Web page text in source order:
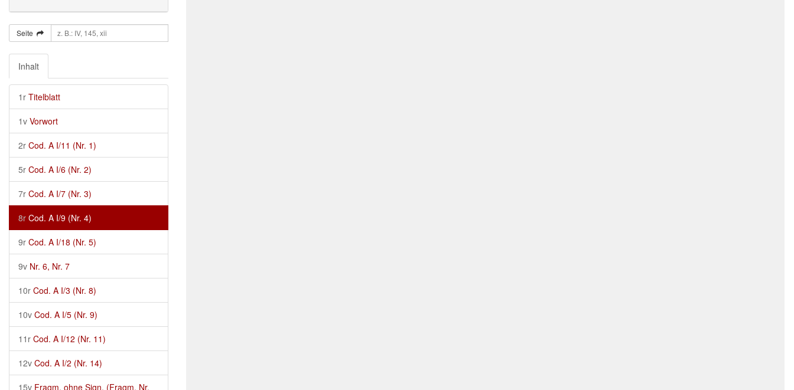
Seite
Inhalt
1r Titelblatt
1v Vorwort
2r Cod. A I/11 (Nr. 1)
5r Cod. A I/6 (Nr. 2)
7r Cod. A I/7 (Nr. 3)
8r Cod. A I/9 (Nr. 4)
9r Cod. A I/18 (Nr. 5)
9v Nr. 6, Nr. 7
10r Cod. A I/3 (Nr. 8)
10v Cod. A I/5 (Nr. 9)
11r Cod. A I/12 (Nr. 11)
12v Cod. A I/2 (Nr. 14)
15v Fragm. ohne Sign. (Fragm. Nr.